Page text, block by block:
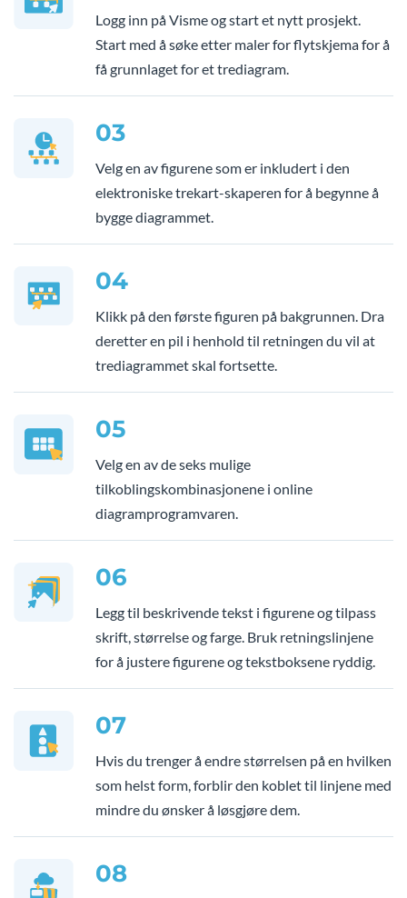
Logg inn på Visme og start et nytt prosjekt.
Start med å søke etter maler for flytskjema for å
få grunnlaget for et trediagram.
03
Velg en av figurene som er inkludert i den
elektroniske trekart-skaperen for å begynne å
bygge diagrammet.
04
Klikk på den første figuren på bakgrunnen. Dra
deretter en pil i henhold til retningen du vil at
trediagrammet skal fortsette.
05
Velg en av de seks mulige
tilkoblingskombinasjonene i online
diagramprogramvaren.
06
Legg til beskrivende tekst i figurene og tilpass
skrift, størrelse og farge. Bruk retningslinjene
for å justere figurene og tekstboksene ryddig.
07
Hvis du trenger å endre størrelsen på en hvilken
som helst form, forblir den koblet til linjene med
mindre du ønsker å løsgjøre dem.
08